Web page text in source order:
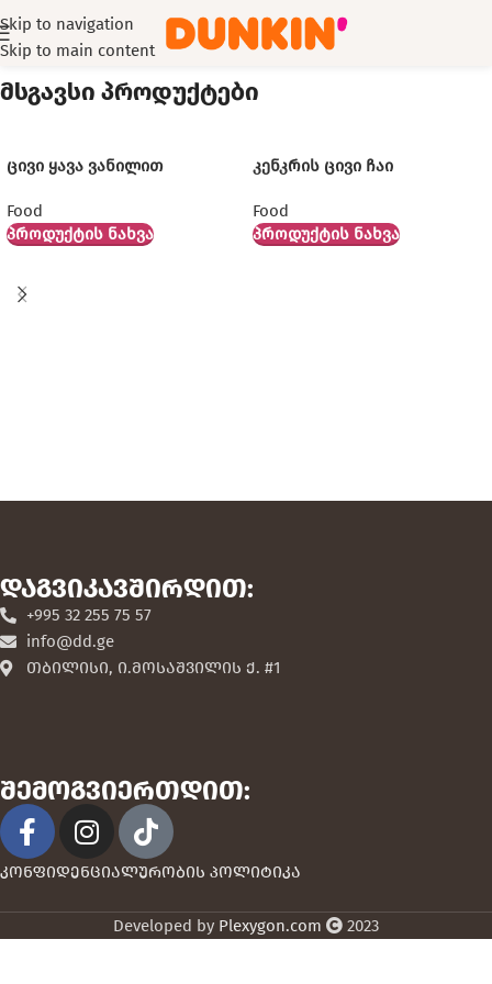
Skip to navigation
Skip to main content
მანჩქინი ბავარიული კრემით
მსგავსი პროდუქტები
ცივი ყავა ვანილით
Food
ᲞᲠᲝᲓᲣᲥᲢᲘᲡ ᲜᲐᲮᲕᲐ
კენკრის ცივი ჩაი
Food
ᲞᲠᲝᲓᲣᲥᲢᲘᲡ ᲜᲐᲮᲕᲐ
დაგვიკავშირდით:
+995 32 255 75 57
info@dd.ge
თბილისი, ი.მოსაშვილის ქ. #1
შემოგვიერთდით:
კონფიდენციალურობის პოლიტიკა
Developed by Plexygon.com 2023